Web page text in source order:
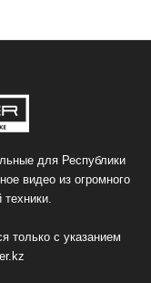
для Республики
видео из огромного
только с указанием